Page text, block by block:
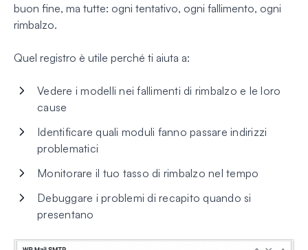
buon fine, ma tutte: ogni tentativo, ogni fallimento, ogni
rimbalzo.
Quel registro è utile perché ti aiuta a:
Vedere i modelli nei fallimenti di rimbalzo e le loro
cause
Identificare quali moduli fanno passare indirizzi
problematici
Monitorare il tuo tasso di rimbalzo nel tempo
Debuggare i problemi di recapito quando si
presentano